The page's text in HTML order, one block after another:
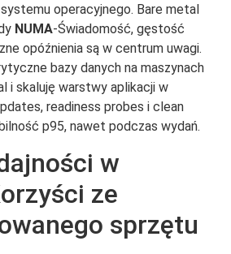
operacyjnego. Bare metal
NUMA-Świadomość, gęstość
opóźnienia są w centrum uwagi.
bazy danych na maszynach
i skaluję warstwy aplikacji w
readiness probes i clean
p95, nawet podczas wydań.
w
ze
sprzętu